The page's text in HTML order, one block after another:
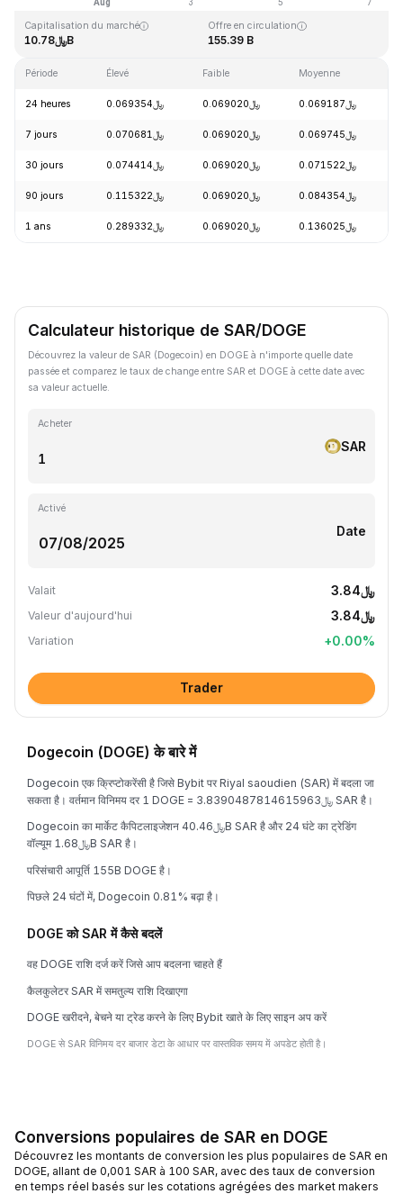
Capitalisation du marché
﷼10.78B
Offre en circulation
155.39 B
Période Élevé Faible Moyenne
24 heures ﷼0.069354 ﷼0.069020 ﷼0.069187
7 jours ﷼0.070681 ﷼0.069020 ﷼0.069745
30 jours ﷼0.074414 ﷼0.069020 ﷼0.071522
90 jours ﷼0.115322 ﷼0.069020 ﷼0.084354
1 ans ﷼0.289332 ﷼0.069020 ﷼0.136025
Calculateur historique de SAR/DOGE
Découvrez la valeur de SAR (Dogecoin) en DOGE à n'importe quelle date
passée et comparez le taux de change entre SAR et DOGE à cette date avec
sa valeur actuelle.
Acheter
SAR
Activé
Date
Valait ﷼3.84
Valeur d'aujourd'hui ﷼3.84
Variation +0.00%
Trader
Dogecoin (DOGE) के बारे में
Dogecoin एक क्रिप्टोकरेंसी है जिसे Bybit पर Riyal saoudien (SAR) में बदला जा
सकता है। वर्तमान विनिमय दर 1 DOGE = ﷼3.8390487814615963 SAR है।
Dogecoin का मार्केट कैपिटलाइजेशन ﷼40.46B SAR है और 24 घंटे का ट्रेडिंग
वॉल्यूम ﷼1.68B SAR है।
परिसंचारी आपूर्ति 155B DOGE है।
पिछले 24 घंटों में, Dogecoin 0.81% बढ़ा है।
DOGE को SAR में कैसे बदलें
वह DOGE राशि दर्ज करें जिसे आप बदलना चाहते हैं
कैलकुलेटर SAR में समतुल्य राशि दिखाएगा
DOGE खरीदने, बेचने या ट्रेड करने के लिए Bybit खाते के लिए साइन अप करें
DOGE से SAR विनिमय दर बाजार डेटा के आधार पर वास्तविक समय में अपडेट होती है।
Conversions populaires de SAR en DOGE
Découvrez les montants de conversion les plus populaires de SAR en
DOGE, allant de 0,001 SAR à 100 SAR, avec des taux de conversion
en temps réel basés sur les cotations agrégées des market makers